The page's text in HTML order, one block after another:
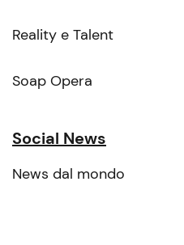
Reality e Talent
Soap Opera
Social News
News dal mondo